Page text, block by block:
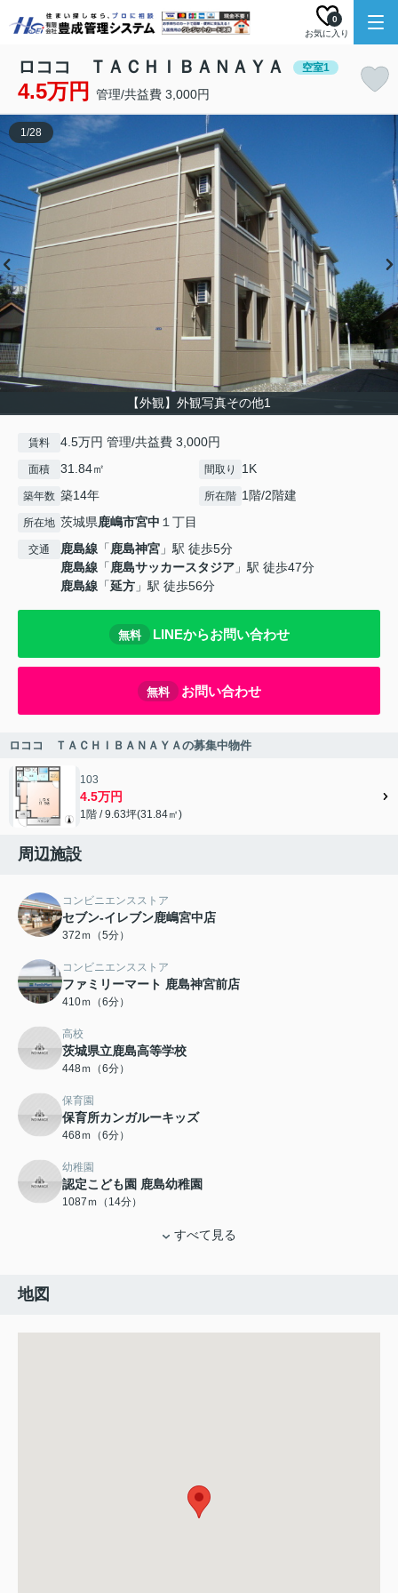
お気に入り
0
ロココ ＴＡＣＨＩＢＡＮＡＹＡ 空室1
4.5万円 管理/共益費 3,000円
【外観】外観写真その他1
1/28
賃料 4.5万円 管理/共益費 3,000円
面積 31.84㎡ 間取り 1K
築年数 築14年 所在階 1階/2階建
所在地 茨城県鹿嶋市宮中 １丁目
交通 鹿島線 「鹿島神宮 」駅 徒歩5分
鹿島線 「鹿島サッカースタジア 」駅 徒歩47分
鹿島線 「延方 」駅 徒歩56分
無料 LINEからお問い合わせ
無料 お問い合わせ
ロココ ＴＡＣＨＩＢＡＮＡＹＡの募集中物件
103
4.5万円
1階 / 9.63坪(31.84㎡)
周辺施設
コンビニエンスストア
セブン-イレブン鹿嶋宮中店
372ｍ（5分）
コンビニエンスストア
ファミリーマート 鹿島神宮前店
410ｍ（6分）
高校
茨城県立鹿島高等学校
448ｍ（6分）
保育園
保育所カンガルーキッズ
468ｍ（6分）
幼稚園
認定こども園 鹿島幼稚園
1087ｍ（14分）
すべて見る
地図